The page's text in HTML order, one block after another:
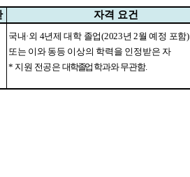
자격 요건
국내·외 4년제 대학 졸업(2023년2월 예정 포함)
또는 이와 동등 이상의 학력을 인정받은 자
* 지원 전공은대학 졸업 학과와 무관함.